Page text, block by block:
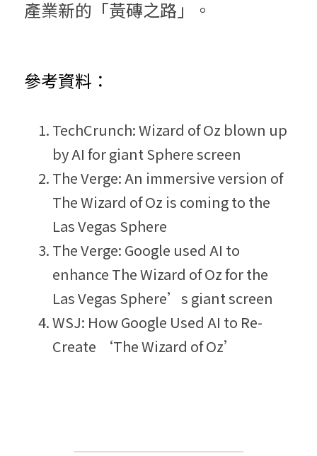
產業新的「黃磚之路」。
參考資料：
TechCrunch: Wizard of Oz blown up
by AI for giant Sphere screen
The Verge: An immersive version of
The Wizard of Oz is coming to the
Las Vegas Sphere
The Verge: Google used AI to
enhance The Wizard of Oz for the
Las Vegas Sphere’s giant screen
WSJ: How Google Used AI to Re-
Create ‘The Wizard of Oz’